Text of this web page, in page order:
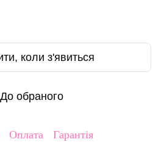
коли з'явиться
До обраного
Оплата Гарантія